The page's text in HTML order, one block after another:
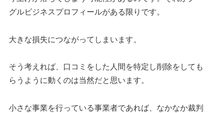
グルビジネスプロフィールがある限りです。
大きな損失につながってしまいます。
そう考えれば、口コミをした人間を特定し削除をしても
らうように動くのは当然だと思います。
小さな事業を行っている事業者であれば、なかなか裁判